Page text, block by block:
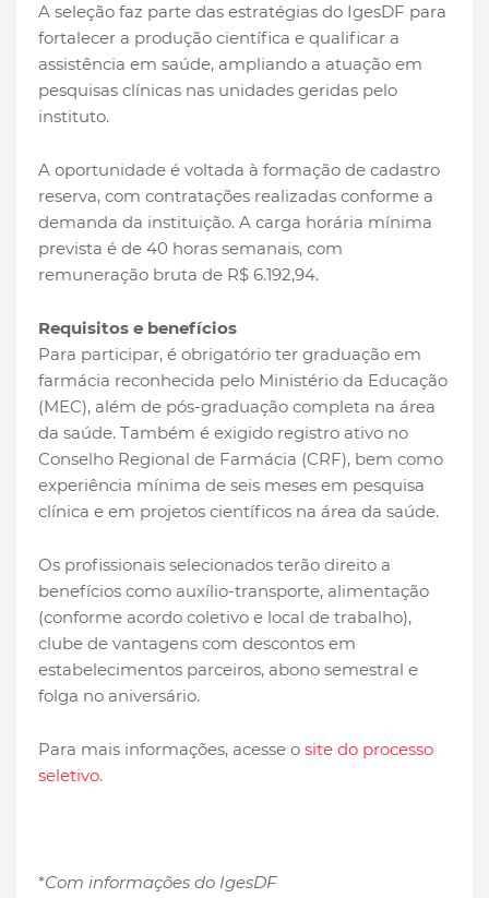
A seleção faz parte das estratégias do IgesDF para
fortalecer a produção científica e qualificar a
assistência em saúde, ampliando a atuação em
pesquisas clínicas nas unidades geridas pelo
instituto.
A oportunidade é voltada à formação de cadastro
reserva, com contratações realizadas conforme a
demanda da instituição. A carga horária mínima
prevista é de 40 horas semanais, com
remuneração bruta de R$ 6.192,94.
Requisitos e benefícios
Para participar, é obrigatório ter graduação em
farmácia reconhecida pelo Ministério da Educação
(MEC), além de pós-graduação completa na área
da saúde. Também é exigido registro ativo no
Conselho Regional de Farmácia (CRF), bem como
experiência mínima de seis meses em pesquisa
clínica e em projetos científicos na área da saúde.
Os profissionais selecionados terão direito a
benefícios como auxílio-transporte, alimentação
(conforme acordo coletivo e local de trabalho),
clube de vantagens com descontos em
estabelecimentos parceiros, abono semestral e
folga no aniversário.
Para mais informações, acesse o site do processo
seletivo.
*Com informações do IgesDF